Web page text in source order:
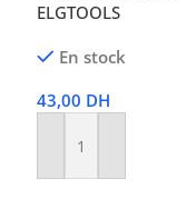
ELGTOOLS
En stock
43,00 DH
Ajouter Au Panier